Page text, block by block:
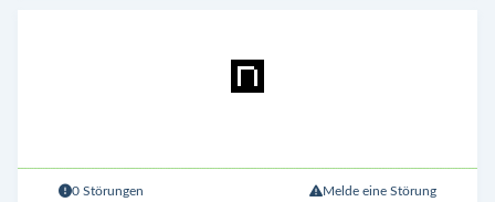
0 Störungen Melde eine Störung